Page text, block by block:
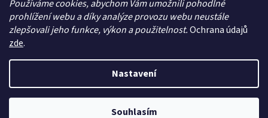
Používáme cookies, abychom Vám umožnili pohodlné
prohlížení webu a díky analýze provozu webu neustále
zlepšovali jeho funkce, výkon a použitelnost.Ochrana údajů
zde.
Nastavení
Souhlasím
Vytvořil Shoptet
NÁDRŽEONLINE.CZ. Všechna práva vyhrazena.